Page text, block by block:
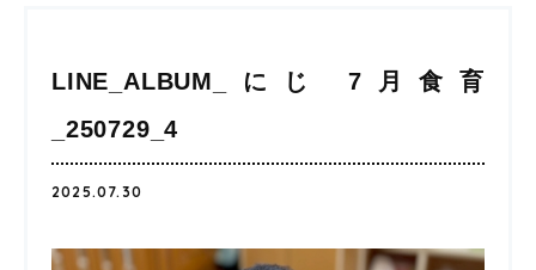
LINE_ALBUM_にじ 7月食育
_250729_4
2025.07.30